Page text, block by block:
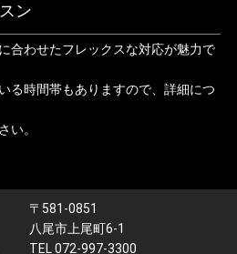
ン
合わせたフレックスな対応が魅力で
る時間帯もありますので、詳細につ
い。
〒581-0851
八尾市上尾町6-1
TEL 072-997-3300